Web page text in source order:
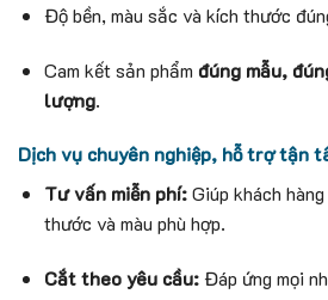
Độ bền, màu sắc và kích thước
Cam kết sản phẩm đúng mẫu,
lượng.
Dịch vụ chuyên nghiệp, hỗ trợ tận
Tư vấn miễn phí:Giúp khách
thước và màu phù hợp.
Cắt theo yêu cầu: Đáp ứng mọi